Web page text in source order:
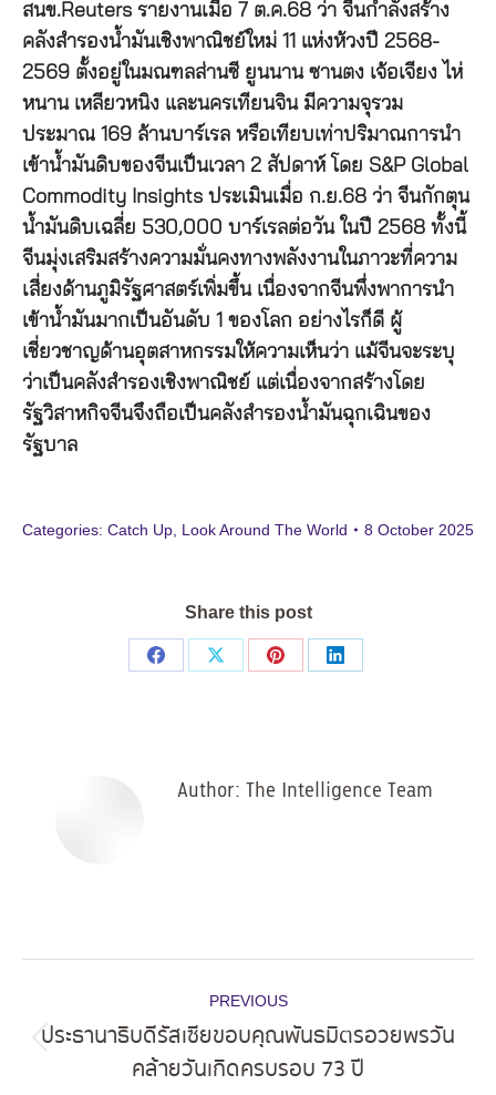
สนข.Reuters รายงานเมื่อ 7 ต.ค.68 ว่า จีนกำลังสร้าง
คลังสำรองน้ำมันเชิงพาณิชย์ใหม่ 11 แห่งห้วงปี 2568-
2569 ตั้งอยู่ในมณฑลส่านซี ยูนนาน ซานตง เจ้อเจียง ไห่
หนาน เหลียวหนิง และนครเทียนจิน มีความจุรวม
ประมาณ 169 ล้านบาร์เรล หรือเทียบเท่าปริมาณการนำ
เข้าน้ำมันดิบของจีนเป็นเวลา 2 สัปดาห์ โดย S&P Global
Commodity Insights ประเมินเมื่อ ก.ย.68 ว่า จีนกักตุน
น้ำมันดิบเฉลี่ย 530,000 บาร์เรลต่อวัน ในปี 2568 ทั้งนี้
จีนมุ่งเสริมสร้างความมั่นคงทางพลังงานในภาวะที่ความ
เสี่ยงด้านภูมิรัฐศาสตร์เพิ่มขึ้น เนื่องจากจีนพึ่งพาการนำ
เข้าน้ำมันมากเป็นอันดับ 1 ของโลก อย่างไรก็ดี ผู้
เชี่ยวชาญด้านอุตสาหกรรมให้ความเห็นว่า แม้จีนจะระบุ
ว่าเป็นคลังสำรองเชิงพาณิชย์ แต่เนื่องจากสร้างโดย
รัฐวิสาหกิจจีนจึงถือเป็นคลังสำรองน้ำมันฉุกเฉินของ
รัฐบาล
Categories: Catch Up Look Around The World 8 October 2025
Share this post
Share
Share
Share
Share
Author: The Intelligence Team
navigation
PREVIOUS
Previous
post:
ประธานาธิบดีรัสเซียขอบคุณพันธมิตรอวยพรวัน
คล้ายวันเกิดครบรอบ 73 ปี